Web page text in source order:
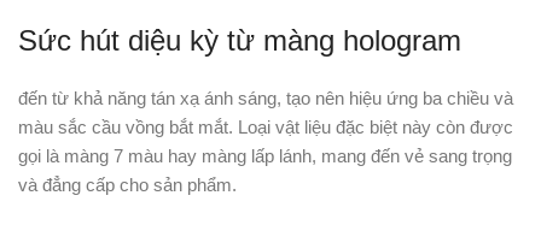
Sức hút diệu kỳ từ màng hologram
đến từ khả năng tán xạ ánh sáng, tạo nên hiệu ứng ba chiều và
màu sắc cầu vồng bắt mắt. Loại vật liệu đặc biệt này còn được
gọi là màng 7 màu hay màng lấp lánh, mang đến vẻ sang trọng
và đẳng cấp cho sản phẩm.